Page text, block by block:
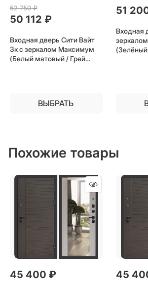
52 750 ₽
50 112 ₽
Входная дверь Сити Вайт
3к с зеркалом Максимум
(Белый матовый / Грей
ВЫБРАТЬ
51
Входная
Похожие товары
45 400 ₽ 45